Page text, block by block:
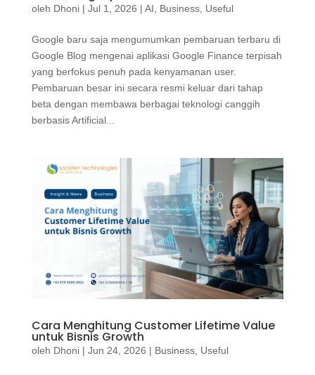
oleh Dhoni| Jul 1, 2026 | AI Business, Useful
Google baru saja mengumumkan pembaruan terbaru di
Google Blog mengenai aplikasi Google Finance terpisah
yang berfokus penuh pada kenyamanan user.
Pembaruan besar ini secara resmi keluar dari tahap
beta dengan membawa berbagai teknologi canggih
berbasis Artificial...
Cara Menghitung Customer Lifetime Value
untuk Bisnis Growth
oleh Dhoni| Jun 24, 2026 | Business, Useful